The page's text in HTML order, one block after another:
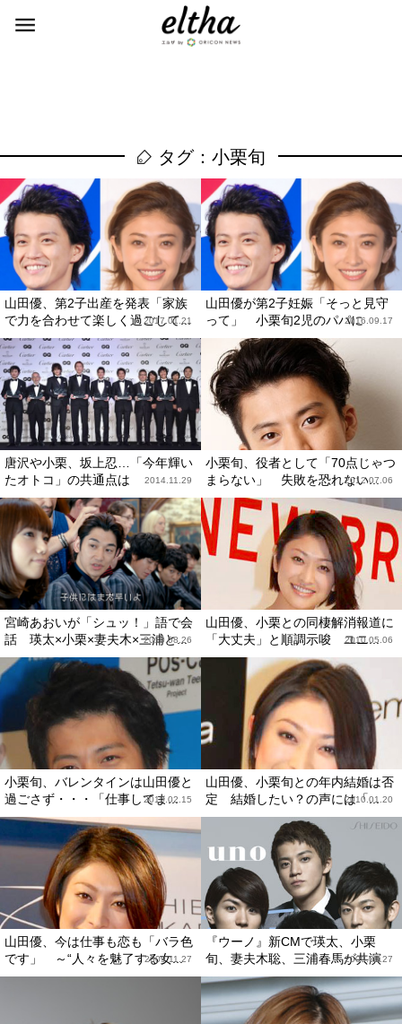
タグ：小栗旬
山田優、第2子出産を発表「家族
で力を合わせて楽しく過ごして...
2017.01.21
山田優が第2子妊娠「そっと見守
って」 小栗旬2児のパパに2016.09.17
唐沢や小栗、坂上忍…「今年輝い
たオトコ」の共通点は
2014.11.29
小栗旬、役者として「70点じゃつ
まらない」 失敗を恐れない...
2012.07.06
宮崎あおいが「シュッ！」語で会
話 瑛太×小栗×妻夫木×三浦と...
2010.08.26
山田優、小栗との同棲解消報道に
「大丈夫」と順調示唆 ユニ...
2010.05.06
小栗旬、バレンタインは山田優と
過ごさず・・・「仕事してま...
2010.02.15
山田優、小栗旬との年内結婚は否
定 結婚したい？の声には「...
2010.01.20
山田優、今は仕事も恋も「バラ色
です」 ～“人々を魅了する女...
2009.11.27
『ウーノ』新CMで瑛太、小栗
旬、妻夫木聡、三浦春馬が共演
2009.08.27